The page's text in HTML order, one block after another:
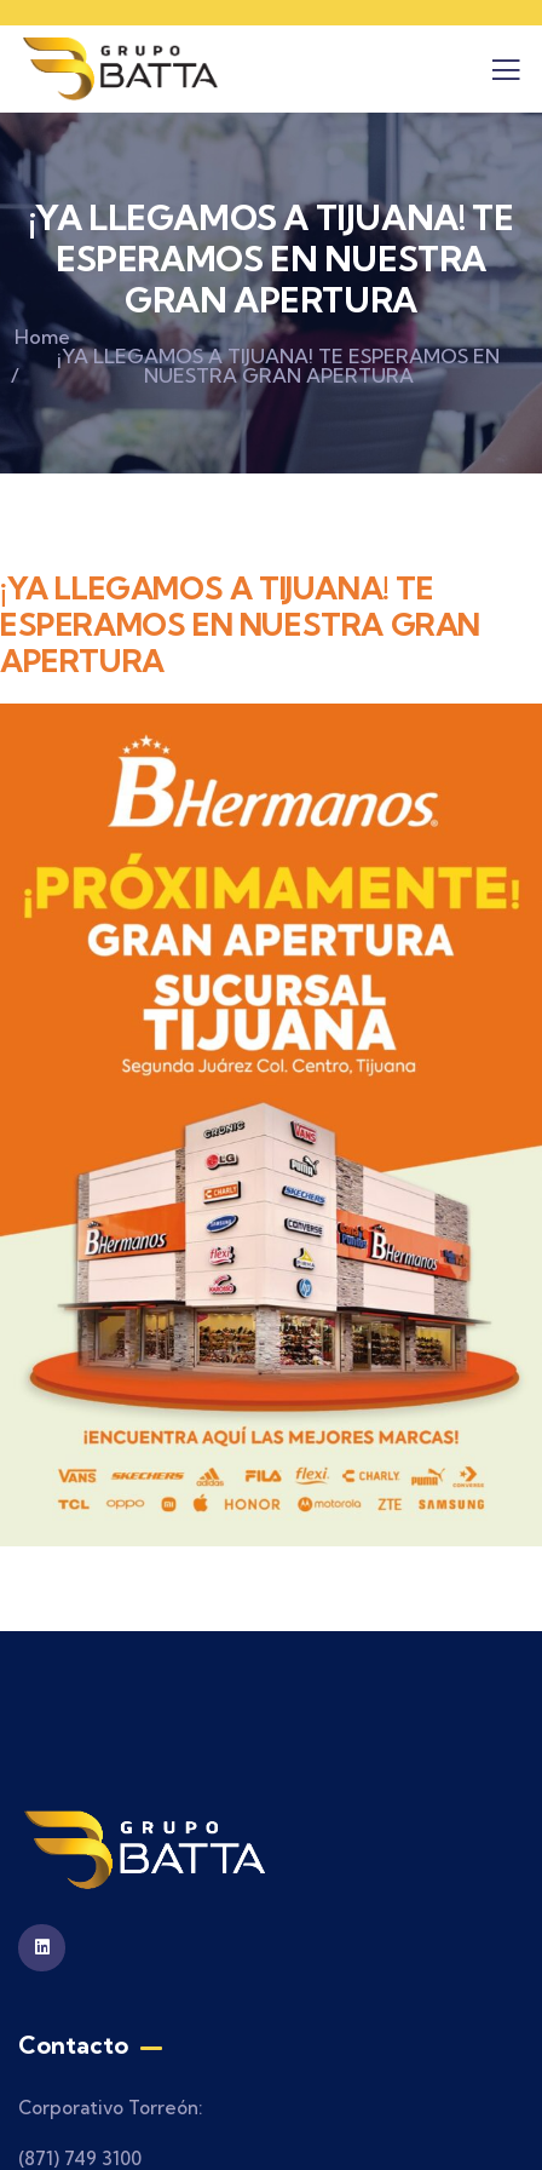
¡YA LLEGAMOS A TIJUANA! TE
ESPERAMOS EN NUESTRA
GRAN APERTURA
Home
¡YA LLEGAMOS A TIJUANA! TE ESPERAMOS EN
NUESTRA GRAN APERTURA
¡YA LLEGAMOS A TIJUANA! TE
ESPERAMOS EN NUESTRA GRAN
APERTURA
Contacto
Corporativo Torreón:
(871) 749 3100